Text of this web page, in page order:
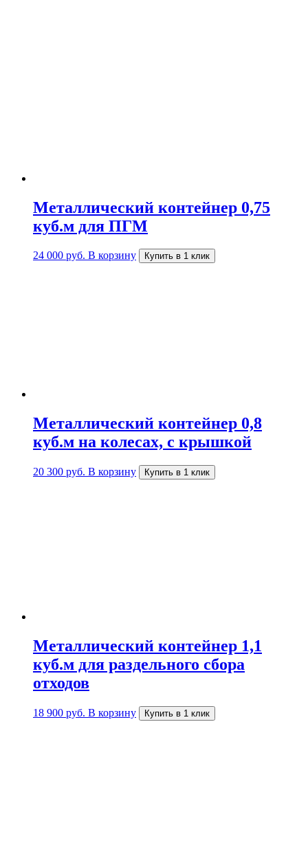
Металлический контейнер 0,75
куб.м для ПГМ
24 000 руб. В корзину Купить в 1 клик
Металлический контейнер 0,8
куб.м на колесах, с крышкой
20 300 руб. В корзину Купить в 1 клик
Металлический контейнер 1,1
куб.м для раздельного сбора
отходов
18 900 руб. В корзину Купить в 1 клик